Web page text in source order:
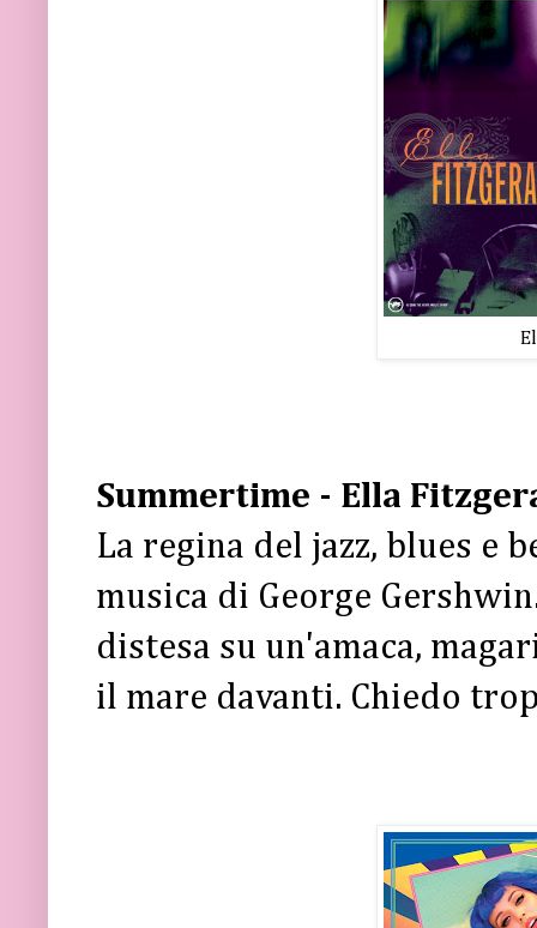
Summertime - Ella
La regina del jazz, blues e
musica di George
distesa su un'amaca,
il mare davanti. Chiedo